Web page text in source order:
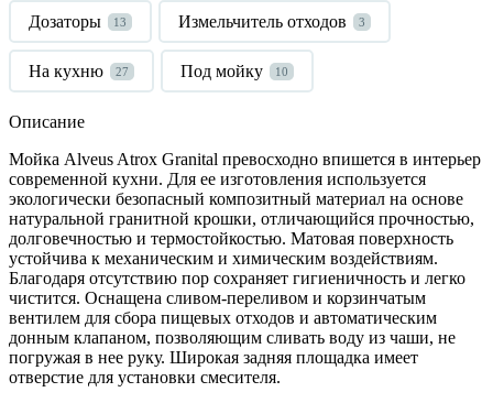
Дозаторы
13 Измельчитель отходов 3
На кухню 27 Под мойку 10
Описание
Мойка Alveus Atrox Granital превосходно впишется в интерьер
современной кухни. Для ее изготовления используется
экологически безопасный композитный материал на основе
натуральной гранитной крошки, отличающийся прочностью,
долговечностью и термостойкостью. Матовая поверхность
устойчива к механическим и химическим воздействиям.
Благодаря отсутствию пор сохраняет гигиеничность и легко
чистится. Оснащена сливом-переливом и корзинчатым
вентилем для сбора пищевых отходов и автоматическим
донным клапаном, позволяющим сливать воду из чаши, не
погружая в нее руку. Широкая задняя площадка имеет
отверстие для установки смесителя.